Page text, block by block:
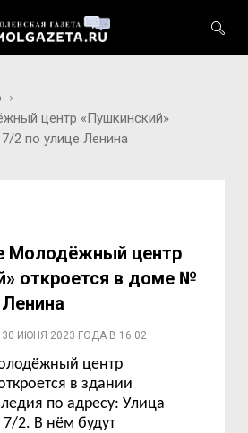
центр «Пушкинский»
2 по улице Ленина
Молодёжный центр
откроется в доме №
30 ИЮНЯ 2023 ГОДА В 16:02
центр
в здании
по адресу: Улица
2. В нём будут